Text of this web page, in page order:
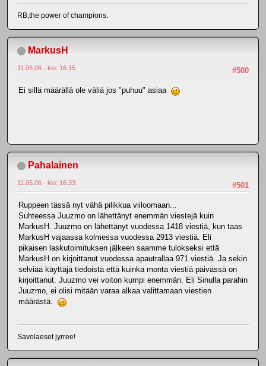
RB,the power of champions.
MarkusH
#500
11.05.06 - klo: 16.15
Ei sillä määrällä ole väliä jos "puhuu" asiaa
Pahalainen
#501
11.05.06 - klo: 16.33
Ruppeen tässä nyt vähä pilikkua viiloomaan...
Suhteessa Juuzmo on lähettänyt enemmän viestejä kuin
MarkusH. Juuzmo on lähettänyt vuodessa 1418 viestiä, kun taas
MarkusH vajaassa kolmessa vuodessa 2913 viestiä. Eli
pikaisen laskutoimituksen jälkeen saamme tulokseksi että
MarkusH on kirjoittanut vuodessa apautrallaa 971 viestiä. Ja sekin
selviää käyttäjä tiedoista että kuinka monta viestiä päivässä on
kirjoittanut. Juuzmo vei voiton kumpi enemmän. Eli Sinulla parahin
Juuzmo, ei olisi mitään varaa alkaa valittamaan viestien
määrästä.
Savolaeset jyrree!